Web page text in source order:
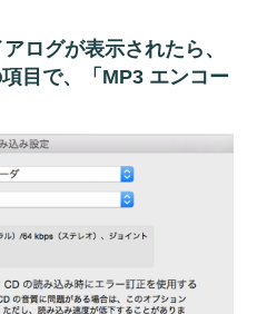
ログが表示されたら、
目で、「MP3 エンコー